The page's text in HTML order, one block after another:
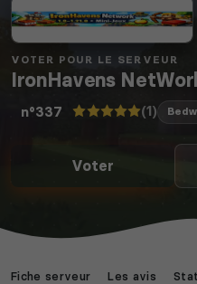
VOTER POUR LE SERVEUR
IronHavens
n°337 (1)
Voter
Fiche serveur Les avis